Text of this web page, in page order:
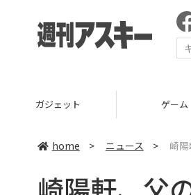
ガジェット ゲーム
home > ニュース > 崎